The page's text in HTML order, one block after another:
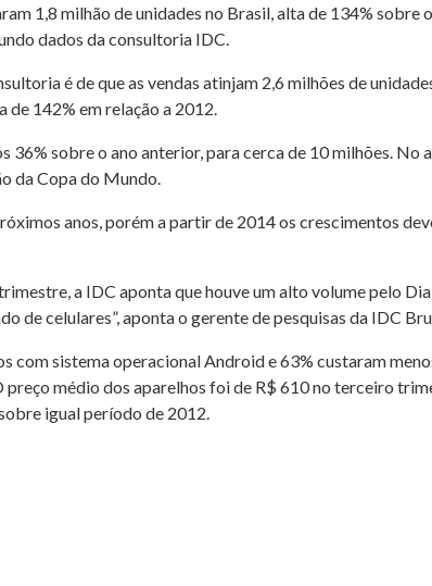
1,8 milhão de unidades no Brasil, alta de 134% sobre
dados da consultoria IDC.
é de que as vendas atinjam 2,6 milhões de
de 142% em relação a 2012.
36% sobre o ano anterior, para cerca de 10 milhões.
da Copa do Mundo.
anos, porém a partir de 2014 os crescimentos
a IDC aponta que houve um alto volume pelo
de celulares”, aponta o gerente de pesquisas da IDC
sistema operacional Android e 63% custaram
médio dos aparelhos foi de R$ 610 no terceiro
igual período de 2012.